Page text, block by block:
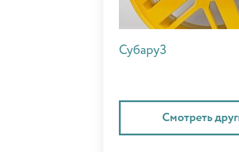
Субару3
Смотреть